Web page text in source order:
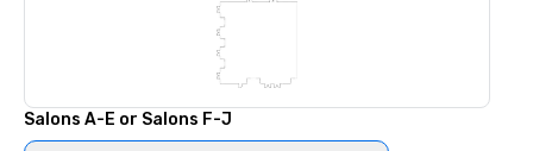
Salons A-E or Salons F-J